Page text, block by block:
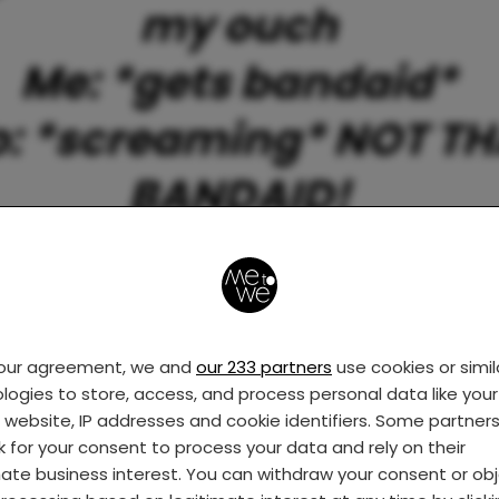
agreement, we and our 233 partners use cookies or
to store, access, and process personal data like
IP addresses and cookie identifiers. Some
for your consent to process your data and rely on their
business interest. You can withdraw your consent or
my ouch
Me: *gets bandaid*
*screaming* NOT
BANDAID!
— Sydney Walker
26
2017